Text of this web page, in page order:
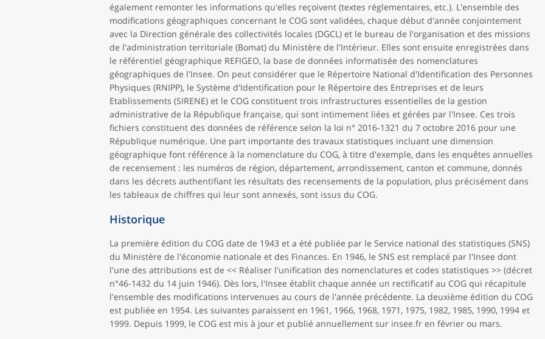
également remonter les informations qu'elles reçoivent (textes réglementaires, etc.). L'ensemble des
modifications géographiques concernant le COG sont validées, chaque début d'année conjointement
avec la Direction générale des collectivités locales (DGCL) et le bureau de l'organisation et des missions
de l'administration territoriale (Bomat) du Ministère de l'Intérieur. Elles sont ensuite enregistrées dans
le référentiel géographique REFIGEO, la base de données informatisée des nomenclatures
géographiques de l'Insee. On peut considérer que le Répertoire National d'Identification des Personnes
Physiques (RNIPP), le Système d'Identification pour le Répertoire des Entreprises et de leurs
Etablissements (SIRENE) et le COG constituent trois infrastructures essentielles de la gestion
administrative de la République française, qui sont intimement liées et gérées par l'Insee. Ces trois
fichiers constituent des données de référence selon la loi n° 2016-1321 du 7 octobre 2016 pour une
République numérique. Une part importante des travaux statistiques incluant une dimension
géographique font référence à la nomenclature du COG, à titre d'exemple, dans les enquêtes annuelles
de recensement : les numéros de région, département, arrondissement, canton et commune, donnés
dans les décrets authentifiant les résultats des recensements de la population, plus précisément dans
les tableaux de chiffres qui leur sont annexés, sont issus du COG.
Historique
La première édition du COG date de 1943 et a été publiée par le Service national des statistiques (SNS)
du Ministère de l'économie nationale et des Finances. En 1946, le SNS est remplacé par l'Insee dont
l'une des attributions est de << Réaliser l'unification des nomenclatures et codes statistiques >> (décret
n°46-1432 du 14 juin 1946). Dès lors, l'Insee établit chaque année un rectificatif au COG qui récapitule
l'ensemble des modifications intervenues au cours de l'année précédente. La deuxième édition du COG
est publiée en 1954. Les suivantes paraissent en 1961, 1966, 1968, 1971, 1975, 1982, 1985, 1990, 1994 et
1999. Depuis 1999, le COG est mis à jour et publié annuellement sur insee.fr en février ou mars.